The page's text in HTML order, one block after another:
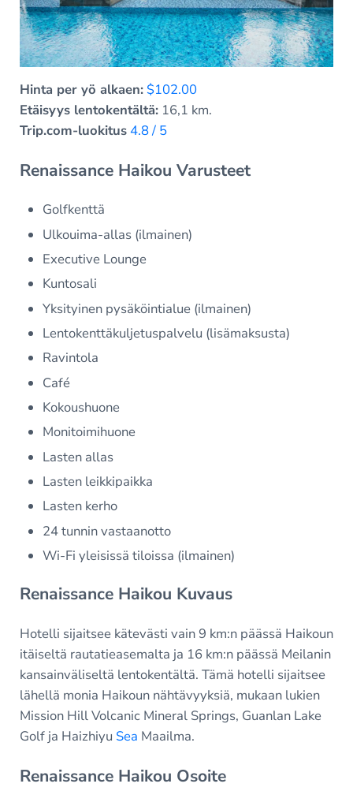
Hinta per yö alkaen: $102.00
Etäisyys lentokentältä:16,1 km.
Trip.com-luokitus 4.8 / 5
Renaissance Haikou Varusteet
Golfkenttä
Ulkouima-allas (ilmainen)
Executive Lounge
Kuntosali
Yksityinen pysäköintialue (ilmainen)
Lentokenttäkuljetuspalvelu (lisämaksusta)
Ravintola
Café
Kokoushuone
Monitoimihuone
Lasten allas
Lasten leikkipaikka
Lasten kerho
24 tunnin vastaanotto
Wi-Fi yleisissä tiloissa (ilmainen)
Renaissance Haikou Kuvaus
Hotelli sijaitsee kätevästi vain 9 km:n päässä Haikoun
itäiseltä rautatieasemalta ja 16 km:n päässä Meilanin
kansainväliseltä lentokentältä. Tämä hotelli sijaitsee
lähellä monia Haikoun nähtävyyksiä, mukaan lukien
Mission Hill Volcanic Mineral Springs, Guanlan Lake
Golf ja Haizhiyu Sea Maailma.
Renaissance Haikou Osoite